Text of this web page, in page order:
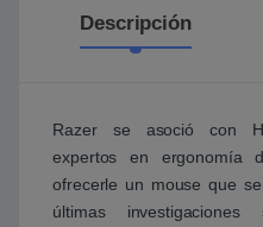
Descripción
Razer se asoció con
expertos en ergonomía
ofrecerle un mouse que
últimas investigaciones